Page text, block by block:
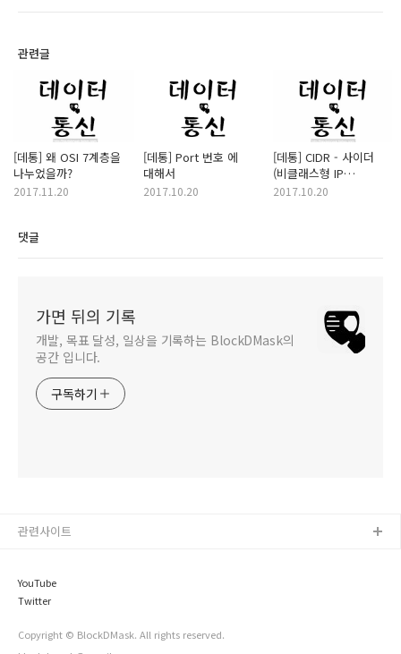
관련글
[데통] 왜 OSI 7계층을
나누었을까?
2017.11.20
[데통] Port 번호 에
대해서
2017.10.20
[데통] CIDR - 사이더
(비클래스형 IP
주소할당방식)
2017.10.20
댓글
가면 뒤의 기록
개발, 목표 달성, 일상을 기록하는 BlockDMask의
공간 입니다.
구독하기
YouTube
Twitter
Copyright © BlockDMask. All rights reserved.
관련사이트